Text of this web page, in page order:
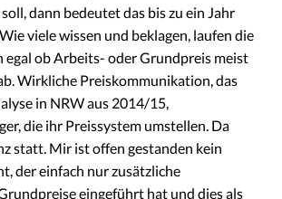
dann bedeutet das bis zu ein Jahr
viele wissen und beklagen, laufen die
egal ob Arbeits- oder Grundpreis meist
Wirkliche Preiskommunikation, das
in NRW aus 2014/15,
die ihr Preissystem umstellen. Da
statt. Mir ist offen gestanden kein
der einfach nur zusätzliche
eingeführt hat und dies als